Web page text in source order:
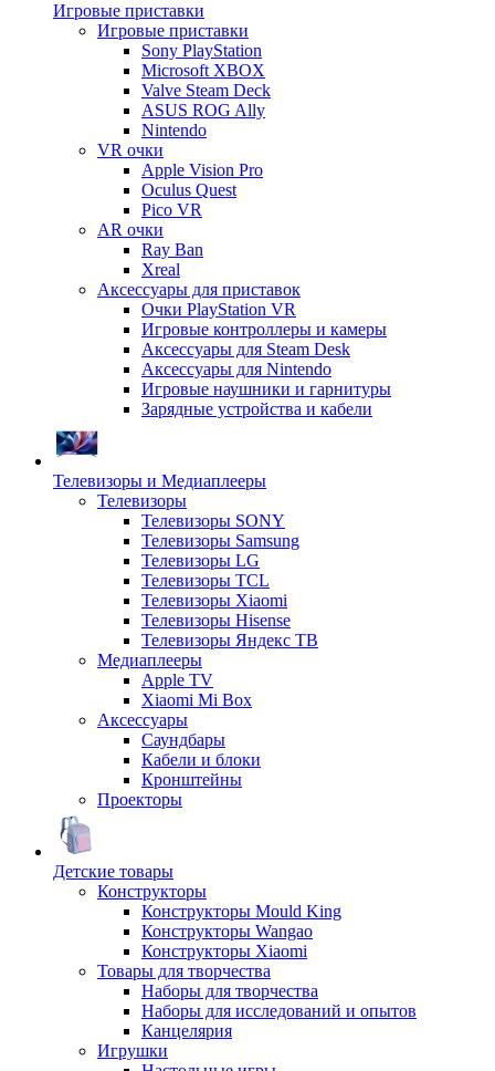
Игровые приставки
Игровые приставки
Sony PlayStation
Microsoft XBOX
Valve Steam Deck
ASUS ROG Ally
Nintendo
VR очки
Apple Vision Pro
Oculus Quest
Pico VR
AR очки
Ray Ban
Xreal
Аксессуары для приставок
Очки PlayStation VR
Игровые контроллеры и камеры
Аксессуары для Steam Desk
Аксессуары для Nintendo
Игровые наушники и гарнитуры
Зарядные устройства и кабели
Телевизоры и Медиаплееры
Телевизоры
Телевизоры SONY
Телевизоры Samsung
Телевизоры LG
Телевизоры TCL
Телевизоры Xiaomi
Телевизоры Hisense
Телевизоры Яндекс ТВ
Медиаплееры
Apple TV
Xiaomi Mi Box
Аксессуары
Саундбары
Кабели и блоки
Кронштейны
Проекторы
Детские товары
Конструкторы
Конструкторы Mould King
Конструкторы Wangao
Конструкторы Xiaomi
Товары для творчества
Наборы для творчества
Наборы для исследований и опытов
Канцелярия
Игрушки